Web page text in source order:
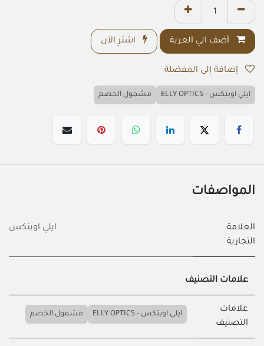
أضف الي العربة اشترِ الآن
ايلي اوبتكس - ELLY OPTICS مشمول الخصم
المواصفات
العلامة
التجارية
ايلي اوبتكس
علامات التصنيف
علامات
التصنيف
ايلي اوبتكس - ELLY OPTICS مشمول الخصم